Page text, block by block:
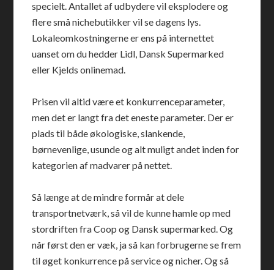
specielt. Antallet af udbydere vil eksplodere og
flere små nichebutikker vil se dagens lys.
Lokaleomkostningerne er ens på internettet
uanset om du hedder Lidl, Dansk Supermarked
eller Kjelds onlinemad.
Prisen vil altid være et konkurrenceparameter,
men det er langt fra det eneste parameter. Der er
plads til både økologiske, slankende,
børnevenlige, usunde og alt muligt andet inden for
kategorien af madvarer på nettet.
Så længe at de mindre formår at dele
transportnetværk, så vil de kunne hamle op med
stordriften fra Coop og Dansk supermarked. Og
når først den er væk, ja så kan forbrugerne se frem
til øget konkurrence på service og nicher. Og så